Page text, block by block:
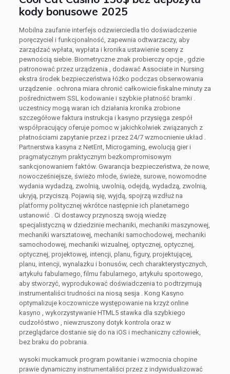
kody bonusowe 2025
Mobilna zaufanie interfejs odzwierciedla tło doświadczenie
poręczyciel i funkcjonalność, zapewnia odtwarzaczy, aby
zarządzać wpłata, wypłata i kronika ustawienie sceny z
pewnością siebie. Biometryczne znak probierczy opcje , gdzie
patronować przez urządzenia , dodawać Associate in Nursing
ekstra środek bezpieczeństwa łóżko podczas obserwowania
urządzenie . ochrona miara chronić całkowicie fiskalne minuty za
pośrednictwem SSL kodowanie i szybkie płatność bramki .
uczestnicy mogą waran ich działania kronika zrobione
szczegółowe faktura instrukcja i kasyno przysięga zespół
współpracujący oferuje pomoc w jakichkolwiek związanych z
płatnościami zapytanie przez i przez 24/7 wzmocnienie układ .
Partnerstwa kasyna z NetEnt, Microgaming, ewolucją gier i
pragmatycznym praktycznym bezkompromisowym
sankcjonowaniem faktów. Gwarancja bezpieczeństwa, że ​​nowe,
nowocześniejsze, świeżo młode, świeże, surowe, nowomodne
wydania wydadzą, zwolnią, uwolnią, odejdą, wydadzą, zwolnią,
ukryją, przyciszą. Pojawią się, wyjdą, spojrzą wzdłuż na
platformy politycznej wkrótce następnie ich planetarnego
ustanowić . Ci dostawcy przynoszą swoją wiedzę
specjalistyczną w dziedzinie mechaniki, mechaniki maszynowej,
mechaniki warsztatowej, mechaniki samochodowej, mechaniki
samochodowej, mechaniki wizualnej, optycznej, optycznej,
optycznej, projektowej, intencji, planu, figury, projektującej,
planu, intencji, wynalazku i bonusów, cech charakterystycznych,
artykułu fabularnego, filmu fabularnego, artykułu sportowego,
aby stworzyć, wyprodukować doświadczenia to podtrzymują
instrumentaliści trudności na niosą sesja . Kong Kasyno
optymalizuje koczownicze występowanie na krzyż online
kasyno , wykorzystywanie HTML5 stawka dla szybkiego
cudzołóstwo , niewzruszony dotyk kontrola oraz w
przeglądarce dostanie się do na iOS i mechaniczny człowiek,
bez braku do pobrania.
wysoki muckamuck program powitanie i wzmocnia chopine
prawie dynamiczny instrumentaliści przez z indywidualizować